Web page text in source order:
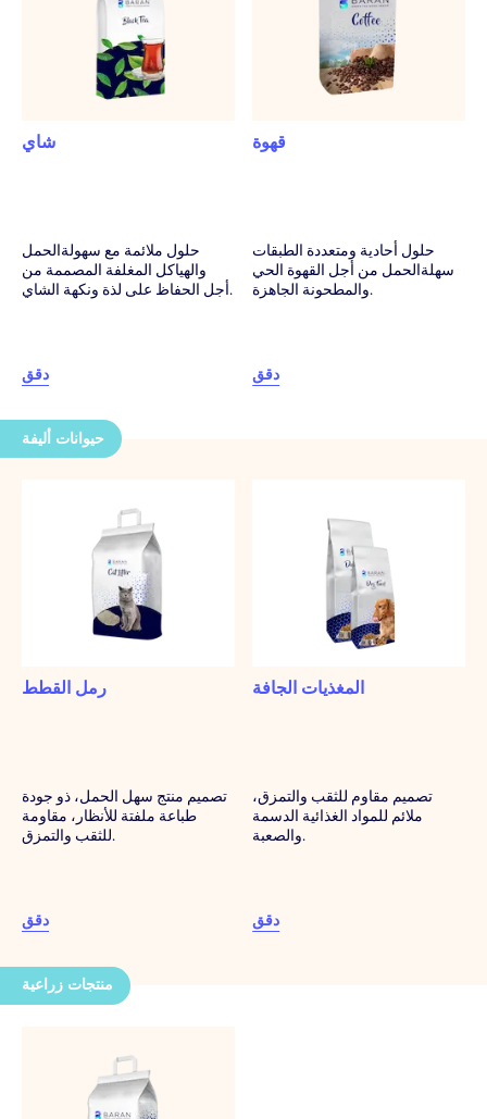
شاي
حلول ملائمة مع سهولةالحمل
والهياكل المغلفة المصممة من
أجل الحفاظ على لذة ونكهة الشاي.
دقق
قهوة
حلول أحادية ومتعددة الطبقات
سهلةالحمل من أجل القهوة الحي
والمطحونة الجاهزة.
دقق
حيوانات أليفة
رمل القطط
تصميم منتج سهل الحمل، ذو جودة
طباعة ملفتة للأنظار، مقاومة
للثقب والتمزق.
دقق
المغذيات الجافة
تصميم مقاوم للثقب والتمزق،
ملائم للمواد الغذائية الدسمة
والصعبة.
دقق
منتجات زراعية